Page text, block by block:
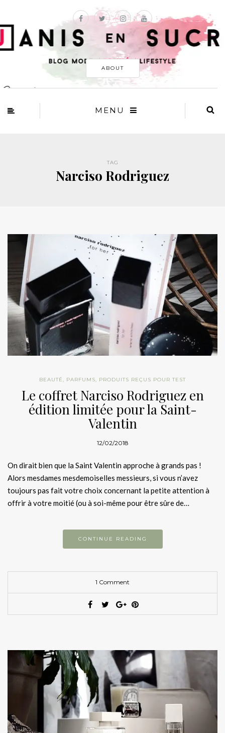
ABOUT
MENU
TAG
Narciso Rodriguez
BEAUTÉ, PARFUMS, PRODUITS REÇUS POUR TEST
Le coffret Narciso Rodriguez en
édition limitée pour la Saint-
Valentin
12/02/2018
On dirait bien que la Saint Valentin approche à grands pas !
Alors mesdames mesdemoiselles messieurs, si vous n’avez
toujours pas fait votre choix concernant la petite attention à
offrir à votre moitié (ou à soi-même pour être sûre de…
CONTINUE READING
1 Comment